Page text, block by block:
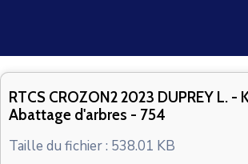
RTCS CROZON2 2023 DUPREY L. -
Abattage d'arbres - 754
Taille du fichier : 538.01 KB